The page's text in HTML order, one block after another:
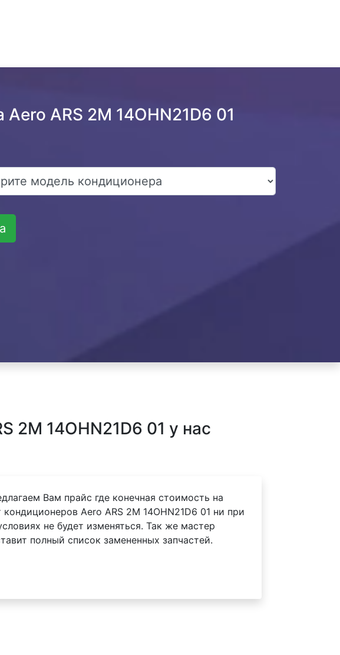
ARS 2M 14OHN21D6 01
2M 14OHN21D6 01 у нас
Вам прайс где конечная стоимость на
кондиционеров Aero ARS 2M 14OHN21D6 01 ни при
не будет изменяться. Так же мастер
полный список замененных запчастей.